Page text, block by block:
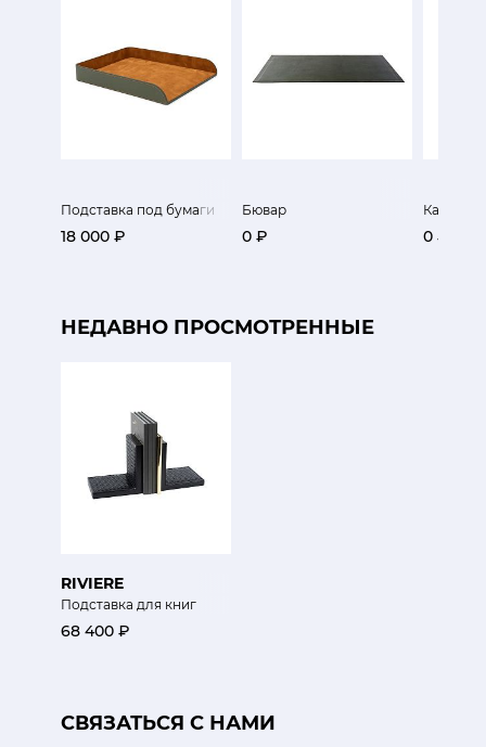
Подставка под бумаги
18 000 ₽
Бювар
0 ₽ 0 ₽
НЕДАВНО ПРОСМОТРЕННЫЕ
RIVIERE
Подставка для книг
68 400 ₽
CВЯЗАТЬСЯ С НАМИ